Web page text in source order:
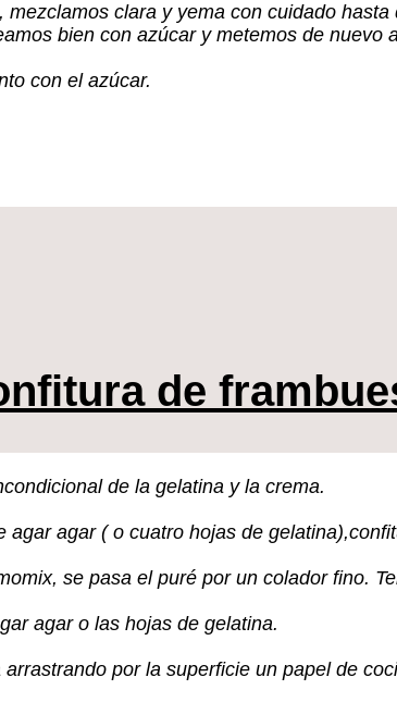
clara y yema con cuidado hasta
bien con azúcar y metemos de nuevo
con el azúcar.
de
de la gelatina y la crema.
agar ( o cuatro hojas de
se pasa el puré por un colador fino.
agar o las hojas de gelatina.
por la superficie un papel de